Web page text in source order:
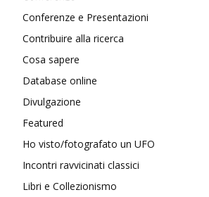
Conferenze e Presentazioni
Contribuire alla ricerca
Cosa sapere
Database online
Divulgazione
Featured
Ho visto/fotografato un UFO
Incontri ravvicinati classici
Libri e Collezionismo